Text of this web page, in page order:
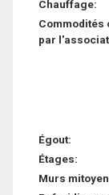
Chauffage:
Commodités
par
Égout:
Étages:
Murs